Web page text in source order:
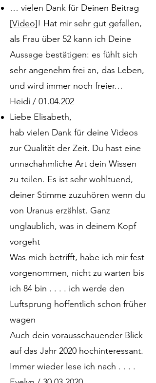
… vielen Dank für Deinen Beitrag
[Video]! Hat mir sehr gut gefallen,
als Frau über 52 kann ich Deine
Aussage bestätigen: es fühlt sich
sehr angenehm frei an, das Leben,
und wird immer noch freier…
Heidi / 01.04.202
Liebe Elisabeth,
hab vielen Dank für deine Videos
zur Qualität der Zeit. Du hast eine
unnachahmliche Art dein Wissen
zu teilen. Es ist sehr wohltuend,
deiner Stimme zuzuhören wenn du
von Uranus erzählst. Ganz
unglaublich, was in deinem Kopf
vorgeht
Was mich betrifft, habe ich mir fest
vorgenommen, nicht zu warten bis
ich 84 bin . . . . ich werde den
Luftsprung hoffentlich schon früher
wagen
Auch dein vorausschauender Blick
auf das Jahr 2020 hochinteressant.
Immer wieder lese ich nach . . . .